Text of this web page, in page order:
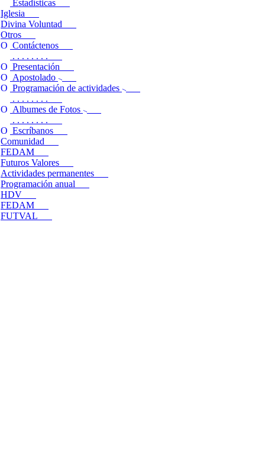
Estadísticas
Iglesia
Divina Voluntad
Otros
Contáctenos
. . . . . . . .
Presentación
Apostolado
Programación de actividades
. . . . . . . .
Albumes de Fotos
. . . . . . . .
Escríbanos
Comunidad
FEDAM
Futuros Valores
Actividades permanentes
Programación anual
HDV
FEDAM
FUTVAL